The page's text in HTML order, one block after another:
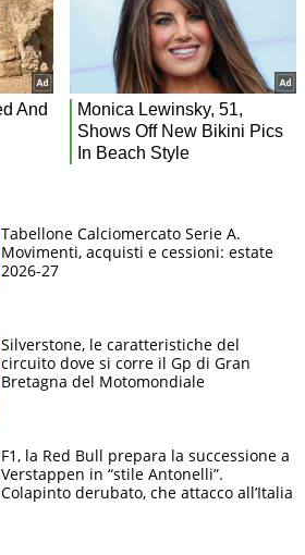
Tabellone Calciomercato Serie A.
Movimenti, acquisti e cessioni: estate
2026-27
Silverstone, le caratteristiche del
circuito dove si corre il Gp di Gran
Bretagna del Motomondiale
F1, la Red Bull prepara la successione a
Verstappen in “stile Antonelli”.
Colapinto derubato, che attacco all’Italia